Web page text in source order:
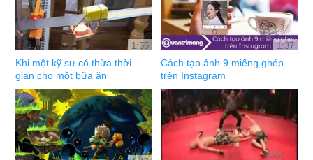
1:55
Khi một kỹ sư có thừa thời
gian cho một bữa ăn
1:37
Cách tạo ảnh 9 miếng ghép
trên Instagram